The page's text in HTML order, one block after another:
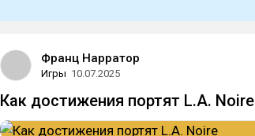
Франц Нарратор
Игры 10.07.2025
Как достижения портят L.A. Noire